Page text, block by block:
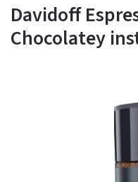
Davidoff
Chocolatey